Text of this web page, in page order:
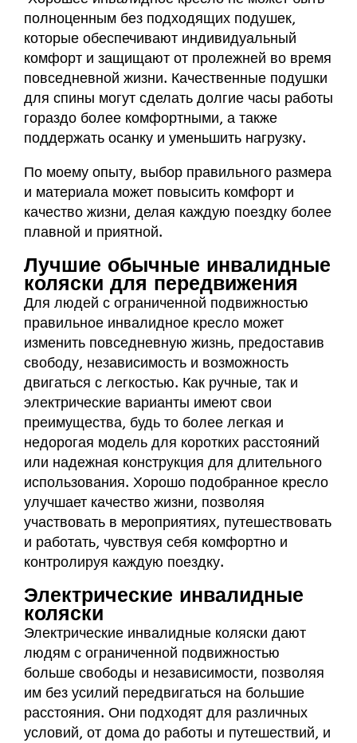
полноценным без подходящих подушек,
которые обеспечивают индивидуальный
комфорт и защищают от пролежней во время
повседневной жизни. Качественные подушки
для спины могут сделать долгие часы работы
гораздо более комфортными, а также
поддержать осанку и уменьшить нагрузку.
По моему опыту, выбор правильного размера
и материала может повысить комфорт и
качество жизни, делая каждую поездку более
плавной и приятной.
Лучшие обычные инвалидные
коляски для передвижения
Для людей с ограниченной подвижностью
правильное инвалидное кресло может
изменить повседневную жизнь, предоставив
свободу, независимость и возможность
двигаться с легкостью. Как ручные, так и
электрические варианты имеют свои
преимущества, будь то более легкая и
недорогая модель для коротких расстояний
или надежная конструкция для длительного
использования. Хорошо подобранное кресло
улучшает качество жизни, позволяя
участвовать в мероприятиях, путешествовать
и работать, чувствуя себя комфортно и
контролируя каждую поездку.
Электрические инвалидные
коляски
Электрические инвалидные коляски дают
людям с ограниченной подвижностью
больше свободы и независимости, позволяя
им без усилий передвигаться на большие
расстояния. Они подходят для различных
условий, от дома до работы и путешествий, и